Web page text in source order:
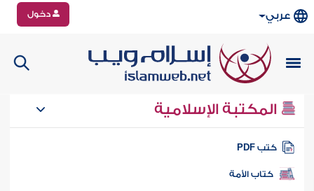
عربي دخول
المكتبة الإسلامية
كتب PDF